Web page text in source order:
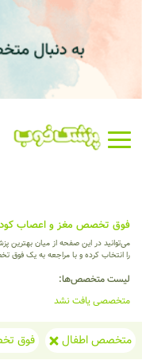
فوق تخصص مغز و اعصاب
می‌توانید در این صفحه از میان
را انتخاب کرده و با مراجعه به یک
لیست متخصص‌ها:
متخصصی یافت نشد
متخصص اطفال فوق